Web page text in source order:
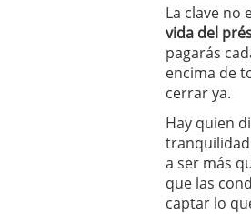
La clave no
vida del
pagarás
encima de
cerrar ya.
Hay quien
tranquilidad
a ser más
que las
captar lo